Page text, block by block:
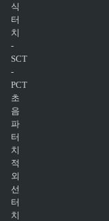
식
터
치
-
SCT
-
PCT
초
음
파
터
치
적
외
선
터
치